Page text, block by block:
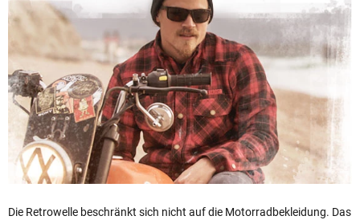
Die Retrowelle beschränkt sich nicht auf die Motorradbekleidung. Das